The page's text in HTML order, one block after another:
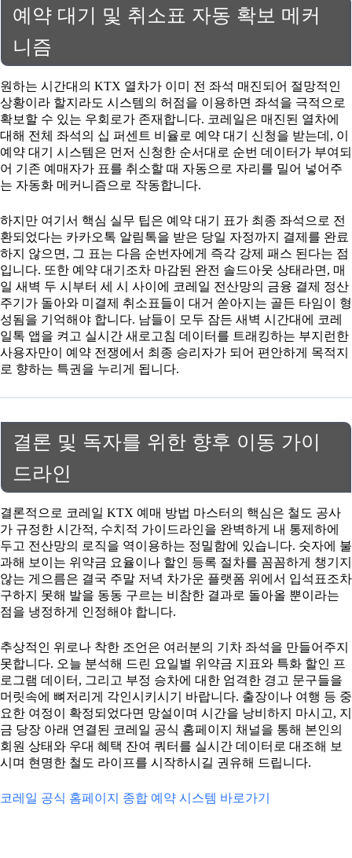
예약 대기 및 취소표 자동 확보 메커
니즘
원하는 시간대의 KTX 열차가 이미 전 좌석 매진되어 절망적인
상황이라 할지라도 시스템의 허점을 이용하면 좌석을 극적으로
확보할 수 있는 우회로가 존재합니다. 코레일은 매진된 열차에
대해 전체 좌석의 십 퍼센트 비율로 예약 대기 신청을 받는데, 이
예약 대기 시스템은 먼저 신청한 순서대로 순번 데이터가 부여되
어 기존 예매자가 표를 취소할 때 자동으로 자리를 밀어 넣어주
는 자동화 메커니즘으로 작동합니다.
하지만 여기서 핵심 실무 팁은 예약 대기 표가 최종 좌석으로 전
환되었다는 카카오톡 알림톡을 받은 당일 자정까지 결제를 완료
하지 않으면, 그 표는 다음 순번자에게 즉각 강제 패스 된다는 점
입니다. 또한 예약 대기조차 마감된 완전 솔드아웃 상태라면, 매
일 새벽 두 시부터 세 시 사이에 코레일 전산망의 금융 결제 정산
주기가 돌아와 미결제 취소표들이 대거 쏟아지는 골든 타임이 형
성됨을 기억해야 합니다. 남들이 모두 잠든 새벽 시간대에 코레
일톡 앱을 켜고 실시간 새로고침 데이터를 트래킹하는 부지런한
사용자만이 예약 전쟁에서 최종 승리자가 되어 편안하게 목적지
로 향하는 특권을 누리게 됩니다.
결론 및 독자를 위한 향후 이동 가이
드라인
결론적으로 코레일 KTX 예매 방법 마스터의 핵심은 철도 공사
가 규정한 시간적, 수치적 가이드라인을 완벽하게 내 통제하에
두고 전산망의 로직을 역이용하는 정밀함에 있습니다. 숫자에 불
과해 보이는 위약금 요율이나 할인 등록 절차를 꼼꼼하게 챙기지
않는 게으름은 결국 주말 저녁 차가운 플랫폼 위에서 입석표조차
구하지 못해 발을 동동 구르는 비참한 결과로 돌아올 뿐이라는
점을 냉정하게 인정해야 합니다.
추상적인 위로나 착한 조언은 여러분의 기차 좌석을 만들어주지
못합니다. 오늘 분석해 드린 요일별 위약금 지표와 특화 할인 프
로그램 데이터, 그리고 부정 승차에 대한 엄격한 경고 문구들을
머릿속에 뼈저리게 각인시키시기 바랍니다. 출장이나 여행 등 중
요한 여정이 확정되었다면 망설이며 시간을 낭비하지 마시고, 지
금 당장 아래 연결된 코레일 공식 홈페이지 채널을 통해 본인의
회원 상태와 우대 혜택 잔여 쿼터를 실시간 데이터로 대조해 보
시며 현명한 철도 라이프를 시작하시길 권유해 드립니다.
코레일 공식 홈페이지 종합 예약 시스템 바로가기